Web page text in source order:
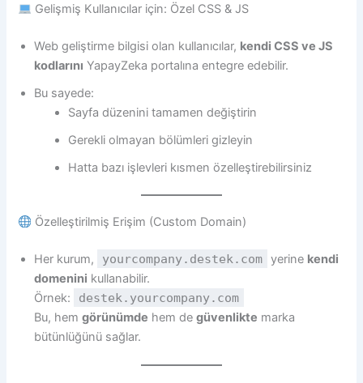
Gelişmiş Kullanıcılar için: Özel CSS & JS
Web geliştirme bilgisi olan kullanıcılar, kendi CSS ve JS
kodlarını YapayZeka portalına entegre edebilir.
Bu sayede:
Sayfa düzenini tamamen değiştirin
Gerekli olmayan bölümleri gizleyin
Hatta bazı işlevleri kısmen özelleştirebilirsiniz
Özelleştirilmiş Erişim (Custom Domain)
Her kurum, yourcompany.destek.com yerine kendi
domenini kullanabilir.
Örnek:
destek.yourcompany.com
Bu, hemgörünümde hem degüvenlikte marka
bütünlüğünü sağlar.